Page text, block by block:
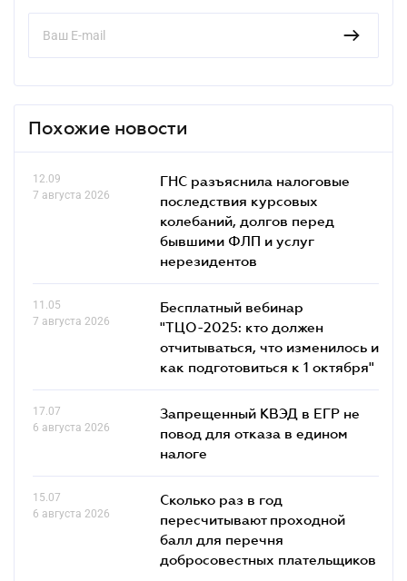
Похожие новости
12.09
7 августа 2026
ГНС разъяснила налоговые
последствия курсовых
колебаний, долгов перед
бывшими ФЛП и услуг
нерезидентов
11.05
7 августа 2026
Бесплатный вебинар
"ТЦО-2025: кто должен
отчитываться, что изменилось и
как подготовиться к 1 октября"
17.07
6 августа 2026
Запрещенный КВЭД в ЕГР не
повод для отказа в едином
налоге
15.07
6 августа 2026
Сколько раз в год
пересчитывают проходной
балл для перечня
добросовестных плательщиков